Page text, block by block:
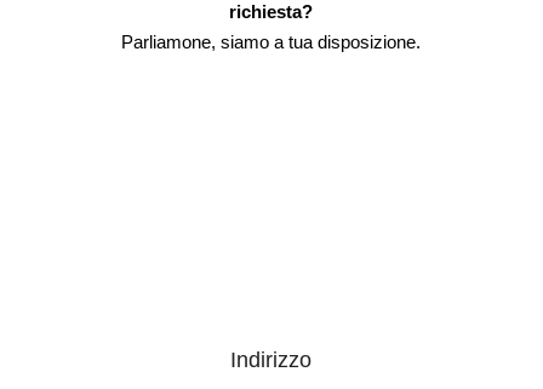
richiesta?
Parliamone, siamo a tua disposizione.
Indirizzo